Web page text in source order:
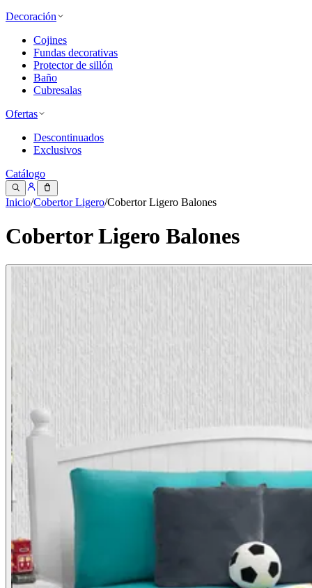
Decoración
Cojines
Fundas decorativas
Protector de sillón
Baño
Cubresalas
Ofertas
Descontinuados
Exclusivos
Catálogo
Inicio/Cobertor Ligero/Cobertor Ligero Balones
Cobertor Ligero Balones